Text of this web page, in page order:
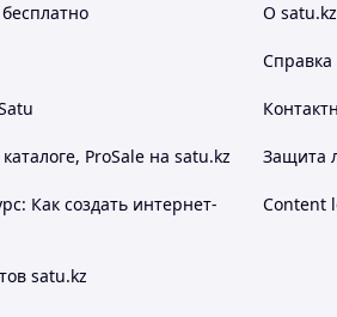
бесплатно
ProSale на satu.kz
Как создать интернет-
satu.kz
О satu.kz
Справка
Защита
Content